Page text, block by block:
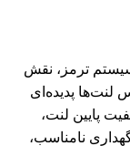
ترمز، نقش
لنت‌ها پدیده‌ای
پایین لنت،
نامناسب،